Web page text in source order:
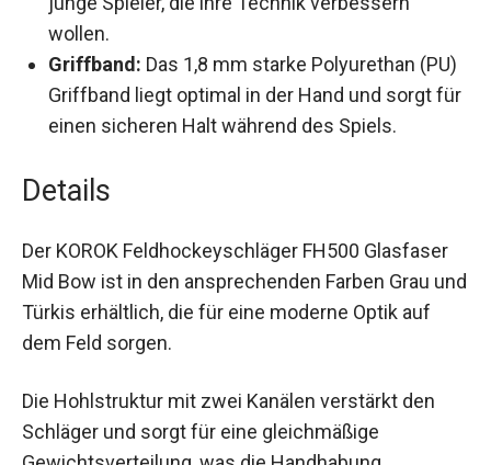
junge Spieler, die ihre Technik verbessern
wollen.
Griffband: Das 1,8 mm starke Polyurethan
(PU) Griffband liegt optimal in der Hand und
sorgt für einen sicheren Halt während des
Details
Der KOROK Feldhockeyschläger FH500 Glasfaser
Mid Bow ist in den ansprechenden Farben Grau
und Türkis erhältlich, die für eine moderne Optik
auf dem Feld sorgen.
Die Hohlstruktur mit zwei Kanälen verstärkt den